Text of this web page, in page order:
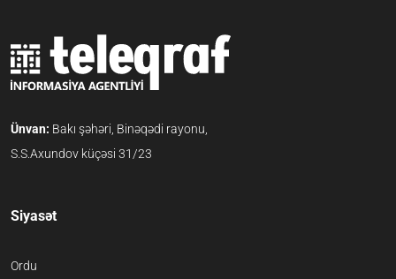
Ünvan: Bakı şəhəri, Binəqədi rayonu,
S.S.Axundov küçəsi 31/23
Siyasət
Ordu